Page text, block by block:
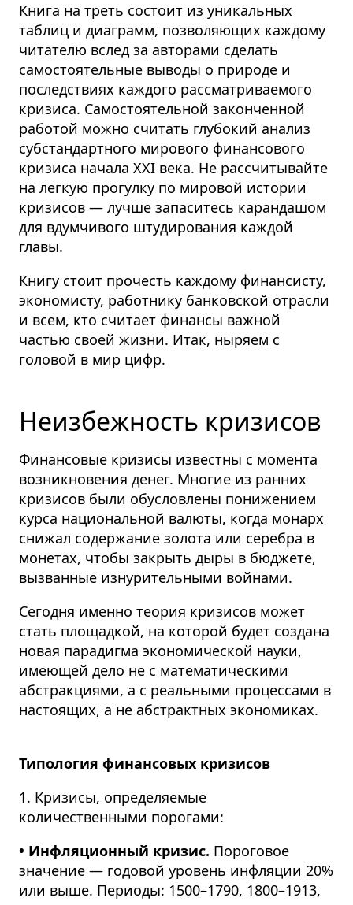
Книга на треть состоит из уникальных
таблиц и диаграмм, позволяющих каждому
читателю вслед за авторами сделать
самостоятельные выводы о природе и
последствиях каждого рассматриваемого
кризиса. Самостоятельной законченной
работой можно считать глубокий анализ
субстандартного мирового финансового
кризиса начала XXI века. Не рассчитывайте
на легкую прогулку по мировой истории
кризисов — лучше запаситесь карандашом
для вдумчивого штудирования каждой
главы.
Книгу стоит прочесть каждому финансисту,
экономисту, работнику банковской отрасли
и всем, кто считает финансы важной
частью своей жизни. Итак, ныряем с
головой в мир цифр.
Неизбежность кризисов
Финансовые кризисы известны с момента
возникновения денег. Многие из ранних
кризисов были обусловлены понижением
курса национальной валюты, когда монарх
снижал содержание золота или серебра в
монетах, чтобы закрыть дыры в бюджете,
вызванные изнурительными войнами.
Сегодня именно теория кризисов может
стать площадкой, на которой будет создана
новая парадигма экономической науки,
имеющей дело не с математическими
абстракциями, а с реальными процессами в
настоящих, а не абстрактных экономиках.
Типология финансовых кризисов
1. Кризисы, определяемые
количественными порогами:
• Инфляционный кризис. Пороговое
значение — годовой уровень инфляции 20%
или выше. Периоды: 1500–1790, 1800–1913,